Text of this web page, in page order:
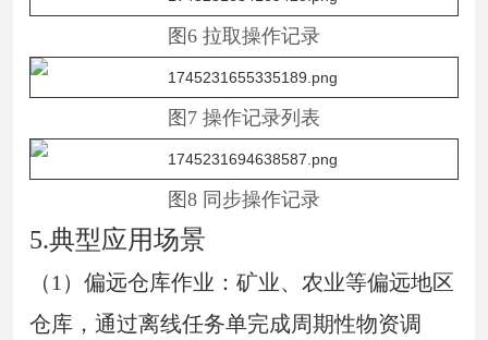
图6 拉取操作记录
图7 操作记录列表
图8 同步操作记录
5.典型应用场景
（1）偏远仓库作业：矿业、农业等偏远地区
仓库，通过离线任务单完成周期性物资调